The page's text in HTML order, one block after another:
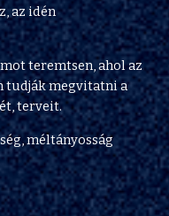
az idén
teremtsen, ahol az
tudják megvitatni a
terveit.
méltányosság